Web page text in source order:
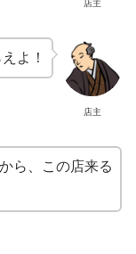
店主
店主
よ！
ら、この店来る